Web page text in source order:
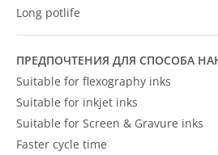
Long potlife
ПРЕДПОЧТЕНИЯ ДЛЯ СПОСОБА
Suitable for flexography inks
Suitable for inkjet inks
Suitable for Screen & Gravure inks
Faster cycle time